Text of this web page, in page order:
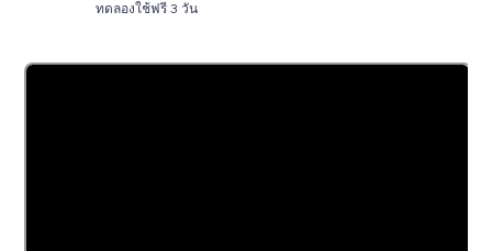
ทดลองใช้ฟรี 3 วัน